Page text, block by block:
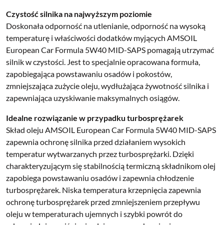
Czystość silnika na najwyższym poziomie
Doskonała odporność na utlenianie, odporność na wysoką
temperaturę i właściwości dodatków myjących AMSOIL
European Car Formula 5W40 MID-SAPS pomagają utrzymać
silnik w czystości. Jest to specjalnie opracowana formuła,
zapobiegająca powstawaniu osadów i pokostów,
zmniejszająca zużycie oleju, wydłużająca żywotność silnika i
zapewniająca uzyskiwanie maksymalnych osiągów.
Idealne rozwiązanie w przypadku turbosprężarek
Skład oleju AMSOIL European Car Formula 5W40 MID-SAPS
zapewnia ochronę silnika przed działaniem wysokich
temperatur wytwarzanych przez turbosprężarki. Dzięki
charakteryzującym się stabilnością termiczną składnikom olej
zapobiega powstawaniu osadów i zapewnia chłodzenie
turbosprężarek. Niska temperatura krzepnięcia zapewnia
ochronę turbosprężarek przed zmniejszeniem przepływu
oleju w temperaturach ujemnych i szybki powrót do